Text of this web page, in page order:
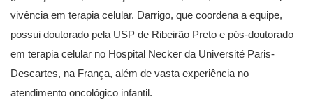
vivência em terapia celular. Darrigo, que coordena a equipe,
possui doutorado pela USP de Ribeirão Preto e pós-doutorado
em terapia celular no Hospital Necker da Université Paris-
Descartes, na França, além de vasta experiência no
atendimento oncológico infantil.